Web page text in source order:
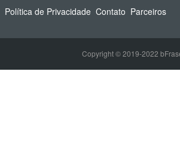
Política de Privacidade Contato Parceiros
Copyright © 2019-2022